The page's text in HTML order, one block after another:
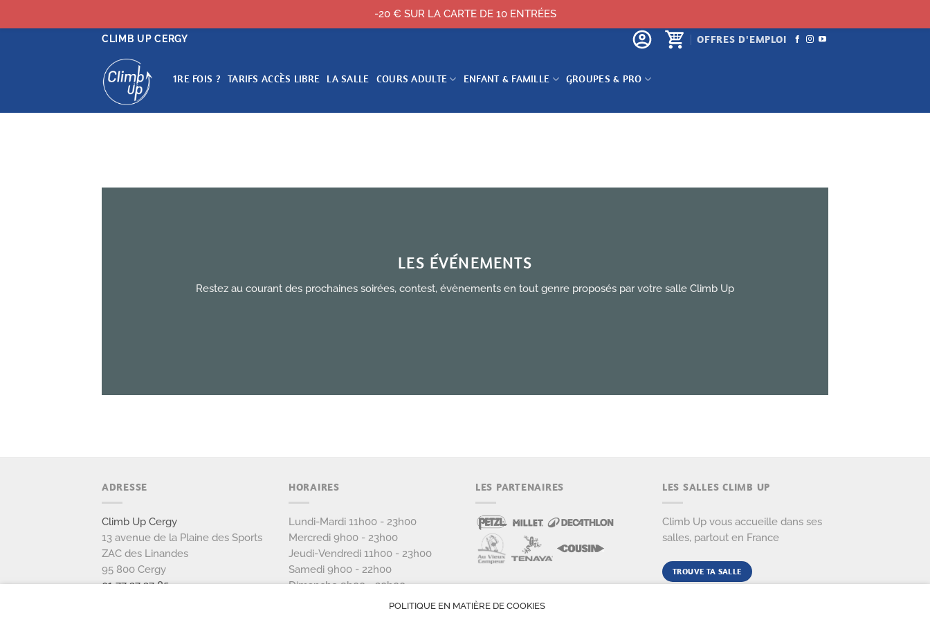
CLIMB UP CERGY OFFRES D'EMPLOI
1RE FOIS ? TARIFS ACCÈS LIBRE LA SALLE COURS ADULTE ENFANT & FAMILLE GROUPES & PRO
LES ÉVÉNEMENTS
Restez au courant des prochaines soirées, contest, évènements en tout genre proposés par votre salle Climb Up
ADRESSE
Climb Up Cergy
13 avenue de la Plaine des Sports
ZAC des Linandes
95 800 Cergy
01 77 37 37 85
HORAIRES
Lundi-Mardi 11h00 - 23h00
Mercredi 9h00 - 23h00
Jeudi-Vendredi 11h00 - 23h00
Samedi 9h00 - 22h00
Dimanche 9h00 - 20h00
LES PARTENAIRES LES SALLES CLIMB UP
Climb Up vous accueille dans ses
salles, partout en France
TROUVE TA SALLE
-20 € SUR LA CARTE DE 10 ENTRÉES
POLITIQUE EN MATIÈRE DE COOKIES